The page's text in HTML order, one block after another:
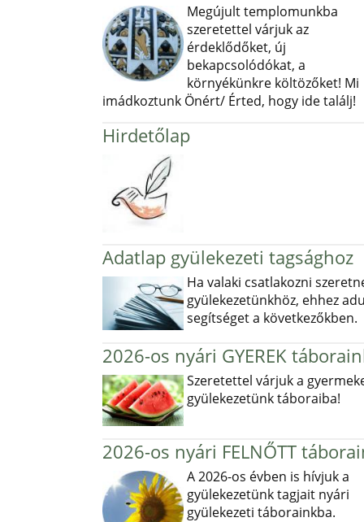
Megújult templomunkba
szeretettel várjuk az
érdeklődőket, új
bekapcsolódókat, a
környékünkre költözőket! Mi
imádkoztunk Önért/ Érted, hogy ide találj!
Hirdetőlap
Adatlap gyülekezeti tagsághoz
Ha valaki csatlakozni
gyülekezetünkhöz, ehhez
segítséget a következőkben.
2026-os nyári GYEREK
Szeretettel várjuk a
gyülekezetünk táboraiba!
2026-os nyári FELNŐTT
A 2026-os évben is hívjuk a
gyülekezetünk tagjait nyári
gyülekezeti táborainkba.